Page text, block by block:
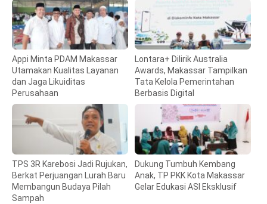
Appi Minta PDAM Makassar
Utamakan Kualitas Layanan
dan Jaga Likuiditas
Perusahaan
Lontara+ Dilirik Australia
Awards, Makassar Tampilkan
Tata Kelola Pemerintahan
Berbasis Digital
TPS 3R Karebosi Jadi Rujukan,
Berkat Perjuangan Lurah Baru
Membangun Budaya Pilah
Sampah
Dukung Tumbuh Kembang
Anak, TP PKK Kota Makassar
Gelar Edukasi ASI Eksklusif